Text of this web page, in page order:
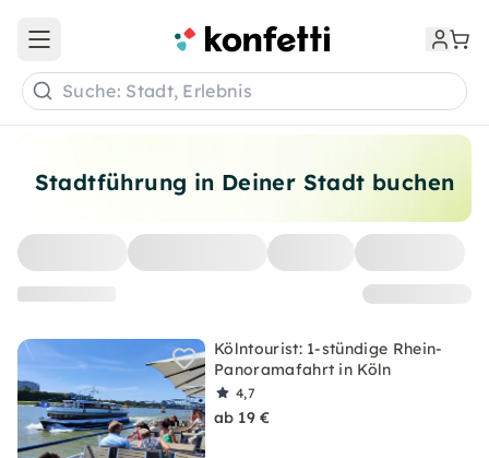
Stadtführung in Deiner Stadt buchen
Kölntourist: 1-stündige Rhein-
Panoramafahrt in Köln
4,7
ab 19 €
Open main menu
Suche: Stadt, Erlebnis